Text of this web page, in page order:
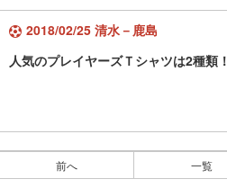
2018/02/25 清水－鹿島
人気のプレイヤーズＴシャツは2種類！
前へ 一覧